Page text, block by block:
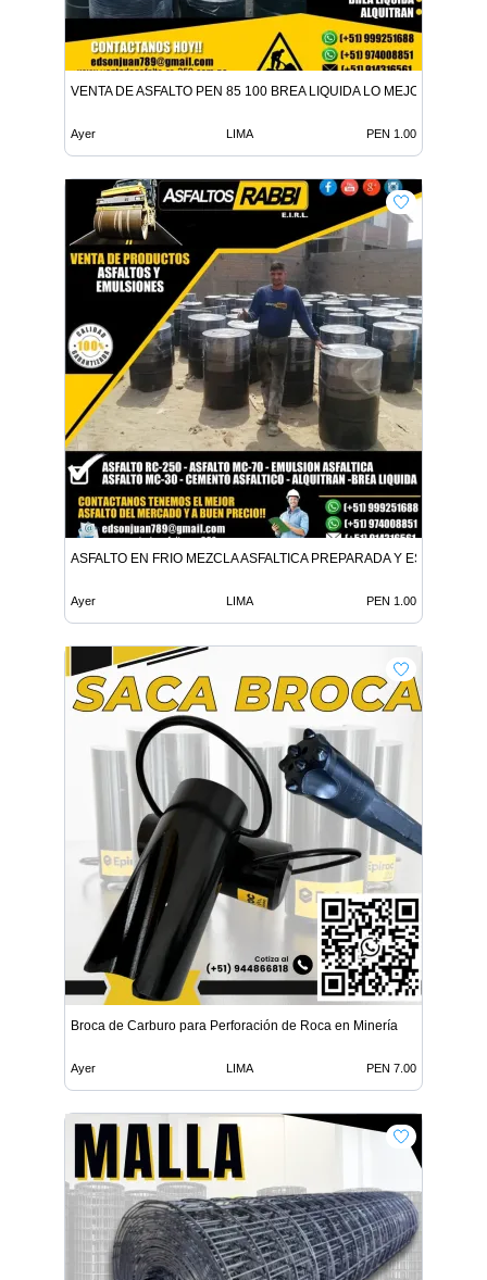
VENTA DE ASFALTO PEN 85 100 BREA LIQUIDA LO MEJOR EN ADITI
Ayer LIMA PEN 1.00
ASFALTO EN FRIO MEZCLA ASFALTICA PREPARADA Y
Ayer LIMA PEN 1.00
Broca de Carburo para Perforación de Roca en Minería
Ayer LIMA PEN 7.00